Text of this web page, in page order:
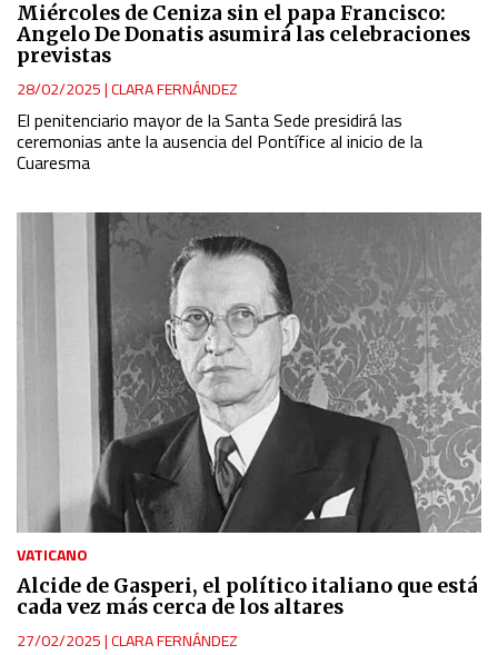
Miércoles de Ceniza sin el papa Francisco:
Angelo De Donatis asumirá las celebraciones
previstas
28/02/2025|CLARA FERNÁNDEZ
El penitenciario mayor de la Santa Sede presidirá las
ceremonias ante la ausencia del Pontífice al inicio de la
Cuaresma
VATICANO
Alcide de Gasperi, el político italiano que está
cada vez más cerca de los altares
27/02/2025|CLARA FERNÁNDEZ